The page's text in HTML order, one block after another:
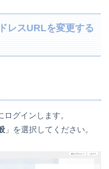
レスURLを変更する
グインします。
」を選択してください。